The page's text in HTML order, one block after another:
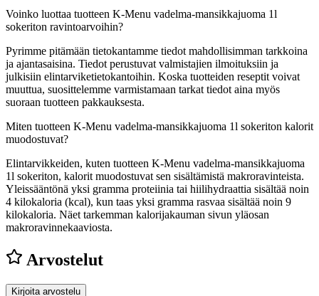
Voinko luottaa tuotteen K-Menu vadelma-mansikkajuoma 1l
sokeriton ravintoarvoihin?
Pyrimme pitämään tietokantamme tiedot mahdollisimman tarkkoina
ja ajantasaisina. Tiedot perustuvat valmistajien ilmoituksiin ja
julkisiin elintarviketietokantoihin. Koska tuotteiden reseptit voivat
muuttua, suosittelemme varmistamaan tarkat tiedot aina myös
suoraan tuotteen pakkauksesta.
Miten tuotteen K-Menu vadelma-mansikkajuoma 1l sokeriton kalorit
muodostuvat?
Elintarvikkeiden, kuten tuotteen K-Menu vadelma-mansikkajuoma
1l sokeriton, kalorit muodostuvat sen sisältämistä makroravinteista.
Yleissääntönä yksi gramma proteiinia tai hiilihydraattia sisältää noin
4 kilokaloria (kcal), kun taas yksi gramma rasvaa sisältää noin 9
kilokaloria. Näet tarkemman kalorijakauman sivun yläosan
makroravinnekaaviosta.
Arvostelut
Kirjoita arvostelu